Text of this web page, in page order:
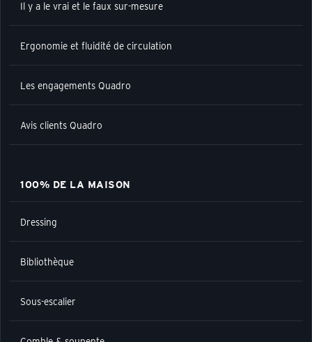
Il y a le vrai et le faux sur-mesure
Ergonomie et fluidité de circulation
Les engagements Quadro
Avis clients Quadro
100% DE LA MAISON
Dressing
Bibliothèque
Sous-escalier